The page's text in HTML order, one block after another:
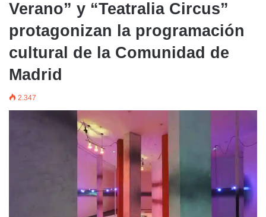
Verano” y “Teatralia Circus”
protagonizan la programación
cultural de la Comunidad de
Madrid
2.347